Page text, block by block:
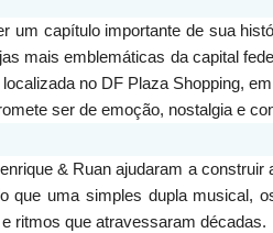
um capítulo importante de sua
mais emblemáticas da capital
no DF Plaza Shopping,
ser de emoção, nostalgia e
& Ruan ajudaram a
que uma simples dupla musical,
ritmos que atravessaram décadas.